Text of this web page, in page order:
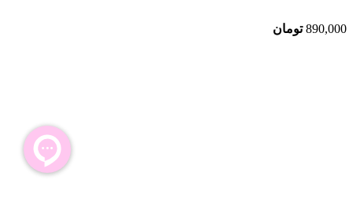
890,000 تومان